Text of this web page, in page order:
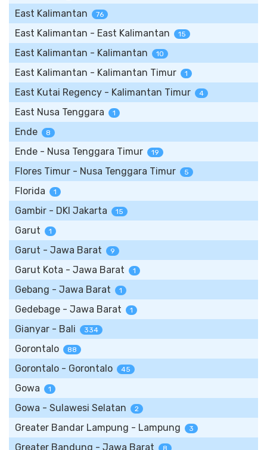
East Kalimantan 76
East Kalimantan - East Kalimantan 15
East Kalimantan - Kalimantan 10
East Kalimantan - Kalimantan Timur 1
East Kutai Regency - Kalimantan Timur 4
East Nusa Tenggara 1
Ende 8
Ende - Nusa Tenggara Timur 19
Flores Timur - Nusa Tenggara Timur 5
Florida 1
Gambir - DKI Jakarta 15
Garut 1
Garut - Jawa Barat 9
Garut Kota - Jawa Barat 1
Gebang - Jawa Barat 1
Gedebage - Jawa Barat 1
Gianyar - Bali 334
Gorontalo 88
Gorontalo - Gorontalo 45
Gowa 1
Gowa - Sulawesi Selatan 2
Greater Bandar Lampung - Lampung 3
Greater Bandung - Jawa Barat 8